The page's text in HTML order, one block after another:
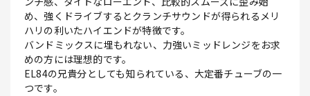
め、強くドライブするとクランチサウンドが得られるメリ
ハリの利いたハイエンドが特徴です。
バンドミックスに埋もれない、力強いミッドレンジをお求
めの方には理想的です。
EL84の兄貴分としても知られている、大定番チューブの一
つです。